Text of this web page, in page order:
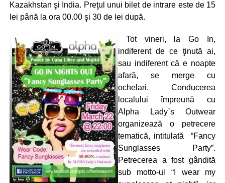
Kazakhstan şi India. Preţul unui bilet de intrare este de 15
lei până la ora 00.00 şi 30 de lei după.
Tot vineri, la Go In,
indiferent de ce ţinută ai,
sau indiferent că e noapte
afară, se merge cu
ochelari. Conducerea
localului împreună cu
Alpha Lady`s Outwear
organizează o petrecere
tematică, intitulată “Fancy
Sunglasses Party”.
Petrecerea a fost gândită
sub motto-ul “I wear my